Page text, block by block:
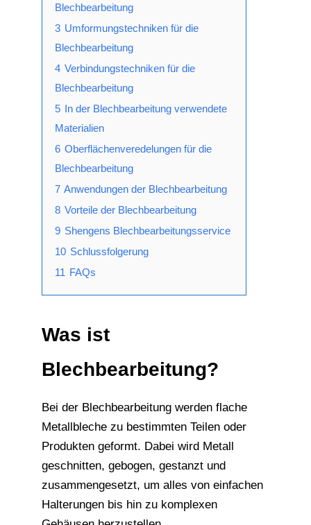
Blechbearbeitung
3 Umformungstechniken für die
Blechbearbeitung
4 Verbindungstechniken für die
Blechbearbeitung
5 In der Blechbearbeitung verwendete
Materialien
6 Oberflächenveredelungen für die
Blechbearbeitung
7 Anwendungen der Blechbearbeitung
8 Vorteile der Blechbearbeitung
9 Shengens Blechbearbeitungsservice
10 Schlussfolgerung
11 FAQs
Was ist
Blechbearbeitung?
Bei der Blechbearbeitung werden flache
Metallbleche zu bestimmten Teilen oder
Produkten geformt. Dabei wird Metall
geschnitten, gebogen, gestanzt und
zusammengesetzt, um alles von einfachen
Halterungen bis hin zu komplexen